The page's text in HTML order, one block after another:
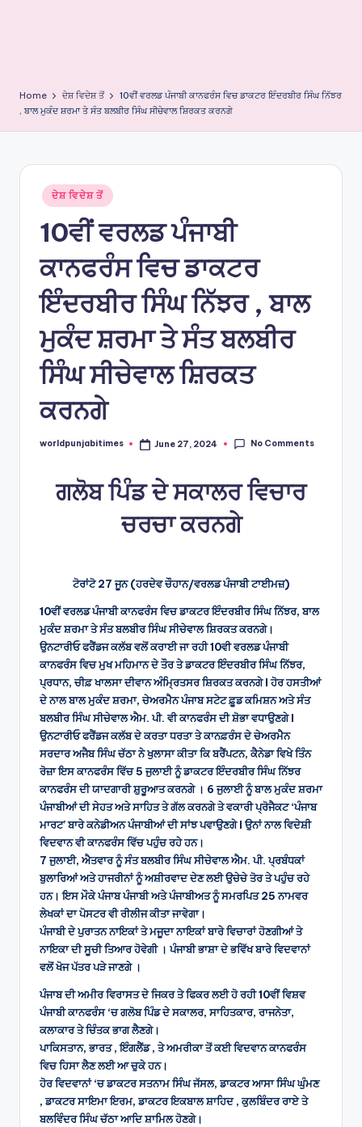
Home ਦੇਸ਼ ਵਿਦੇਸ਼ ਤੋਂ
10ਵੀਂ ਵਰਲਡ ਪੰਜਾਬੀ ਕਾਨਫਰੰਸ ਵਿਚ ਡਾਕਟਰ ਇੰਦਰਬੀਰ ਸਿੰਘ ਨਿੱਝਰ
, ਬਾਲ ਮੁਕੰਦ ਸ਼ਰਮਾ ਤੇ ਸੰਤ ਬਲਬੀਰ ਸਿੰਘ ਸੀਚੇਵਾਲ ਸ਼ਿਰਕਤ ਕਰਨਗੇ
Posted
in
ਦੇਸ਼ ਵਿਦੇਸ਼ ਤੋਂ
10ਵੀਂ ਵਰਲਡ ਪੰਜਾਬੀ
ਕਾਨਫਰੰਸ ਵਿਚ ਡਾਕਟਰ
ਇੰਦਰਬੀਰ ਸਿੰਘ ਨਿੱਝਰ , ਬਾਲ
ਮੁਕੰਦ ਸ਼ਰਮਾ ਤੇ ਸੰਤ ਬਲਬੀਰ
ਸਿੰਘ ਸੀਚੇਵਾਲ ਸ਼ਿਰਕਤ
ਕਰਨਗੇ
Posted
worldpunjabitimes June 27, 2024 No Comments
ਗਲੋਬ ਪਿੰਡ ਦੇ ਸਕਾਲਰ ਵਿਚਾਰ
ਚਰਚਾ ਕਰਨਗੇ
ਟੋਰਾਂਟੋ 27 ਜੂਨ (ਹਰਦੇਵ ਚੌਹਾਨ/ਵਰਲਡ ਪੰਜਾਬੀ ਟਾਈਮਜ਼)
10ਵੀਂ ਵਰਲਡ ਪੰਜਾਬੀ ਕਾਨਫਰੰਸ ਵਿਚ ਡਾਕਟਰ ਇੰਦਰਬੀਰ ਸਿੰਘ ਨਿੱਝਰ, ਬਾਲ
ਮੁਕੰਦ ਸ਼ਰਮਾ ਤੇ ਸੰਤ ਬਲਬੀਰ ਸਿੰਘ ਸੀਚੇਵਾਲ ਸ਼ਿਰਕਤ ਕਰਨਗੇ।
ਉਨਟਾਰੀਓ ਫਰੈਂਡਜ ਕਲੱਬ ਵਲੋਂ ਕਰਾਈ ਜਾ ਰਹੀ 10ਵੀ ਵਰਲਡ ਪੰਜਾਬੀ
ਕਾਨਫਰੰਸ ਵਿਚ ਮੁਖ ਮਹਿਮਾਨ ਦੇ ਤੌਰ ਤੇ ਡਾਕਟਰ ਇੰਦਰਬੀਰ ਸਿੰਘ ਨਿੱਝਰ,
ਪ੍ਰਧਾਨ, ਚੀਫ਼ ਖਾਲਸਾ ਦੀਵਾਨ ਅੰਮ੍ਰਿਤਸਰ ਸ਼ਿਰਕਤ ਕਰਨਗੇ I ਹੋਰ ਹਸਤੀਆਂ
ਦੇ ਨਾਲ ਬਾਲ ਮੁਕੰਦ ਸ਼ਰਮਾ, ਚੇਅਰਮੈਨ ਪੰਜਾਬ ਸਟੇਟ ਫ਼ੂਡ ਕਮਿਸ਼ਨ ਅਤੇ ਸੰਤ
ਬਲਬੀਰ ਸਿੰਘ ਸੀਚੇਵਾਲ ਐਮ. ਪੀ. ਵੀ ਕਾਨਫਰੰਸ ਦੀ ਸ਼ੋਭਾ ਵਧਾਉਣਗੇ I
ਉਨਟਾਰੀਓ ਫਰੈਂਡਜ ਕਲੱਬ ਦੇ ਕਰਤਾ ਧਰਤਾ ਤੇ ਕਾਨਫ਼ਰੰਸ ਦੇ ਚੇਅਰਮੈਨ
ਸਰਦਾਰ ਅਜੈਬ ਸਿੰਘ ਚੱਠਾ ਨੇ ਖੁਲਾਸਾ ਕੀਤਾ ਕਿ ਬਰੈਂਪਟਨ, ਕੈਨੇਡਾ ਵਿਖੇ ਤਿੰਨ
ਰੋਜ਼ਾ ਇਸ ਕਾਨਫਰੰਸ ਵਿੱਚ 5 ਜੁਲਾਈ ਨੂੰ ਡਾਕਟਰ ਇੰਦਰਬੀਰ ਸਿੰਘ ਨਿੱਝਰ
ਕਾਨਫਰੰਸ ਦੀ ਯਾਦਗਾਰੀ ਸ਼ੁਰੂਆਤ ਕਰਨਗੇ । 6 ਜੁਲਾਈ ਨੂੰ ਬਾਲ ਮੁਕੰਦ ਸ਼ਰਮਾ
ਪੰਜਾਬੀਆਂ ਦੀ ਸੇਹਤ ਅਤੇ ਸਾਹਿਤ ਤੇ ਗੱਲ ਕਰਨਗੇ ਤੇ ਵਕਾਰੀ ਪ੍ਰੋਜੈਕਟ ‘ਪੰਜਾਬ
ਮਾਰਟ’ ਬਾਰੇ ਕਨੇਡੀਅਨ ਪੰਜਾਬੀਆਂ ਦੀ ਸਾਂਝ ਪਵਾਉਣਗੇ I ਉਨਾਂ ਨਾਲ ਵਿਦੇਸ਼ੀ
ਵਿਦਵਾਨ ਵੀ ਕਾਨਫਰੰਸ ਵਿੱਚ ਪਹੁੰਚ ਰਹੇ ਹਨ।
7 ਜੁਲਾਈ, ਐਤਵਾਰ ਨੂੰ ਸੰਤ ਬਲਬੀਰ ਸਿੰਘ ਸੀਚੇਵਾਲ ਐਮ. ਪੀ. ਪ੍ਰਬੰਧਕਾਂ
ਬੁਲਾਰਿਆਂ ਅਤੇ ਹਾਜਰੀਨਾਂ ਨੂੰ ਅਸ਼ੀਰਵਾਦ ਦੇਣ ਲਈ ਉਚੇਚੇ ਤੋਰ ਤੇ ਪਹੁੰਚ ਰਹੇ
ਹਨ। ਇਸ ਮੌਕੇ ਪੰਜਾਬ ਪੰਜਾਬੀ ਅਤੇ ਪੰਜਾਬੀਅਤ ਨੂੰ ਸਮਰਪਿਤ 25 ਨਾਮਵਰ
ਲੇਖਕਾਂ ਦਾ ਪੋਸਟਰ ਵੀ ਰੀਲੀਜ ਕੀਤਾ ਜਾਵੇਗਾ।
ਪੰਜਾਬੀ ਦੇ ਪੁਰਾਤਨ ਨਾਇਕਾਂ ਤੇ ਮਜੂਦਾ ਨਾਇਕਾਂ ਬਾਰੇ ਵਿਚਾਰਾਂ ਹੋਣਗੀਆਂ ਤੇ
ਨਾਇਕਾ ਦੀ ਸੂਚੀ ਤਿਆਰ ਹੋਵੇਗੀ । ਪੰਜਾਬੀ ਭਾਸ਼ਾ ਦੇ ਭਵਿੱਖ ਬਾਰੇ ਵਿਦਵਾਨਾਂ
ਵਲੋਂ ਖੋਜ ਪੱਤਰ ਪੜੇ ਜਾਣਗੇ ।
ਪੰਜਾਬ ਦੀ ਅਮੀਰ ਵਿਰਾਸਤ ਦੇ ਜਿਕਰ ਤੇ ਫਿਕਰ ਲਈ ਹੋ ਰਹੀ 10ਵੀਂ ਵਿਸ਼ਵ
ਪੰਜਾਬੀ ਕਾਨਫਰੰਸ ‘ਚ ਗਲੋਬ ਪਿੰਡ ਦੇ ਸਕਾਲਰ, ਸਾਹਿਤਕਾਰ, ਰਾਜਨੇਤਾ,
ਕਲਾਕਾਰ ਤੇ ਚਿੰਤਕ ਭਾਗ ਲੈਣਗੇ।
ਪਾਕਿਸਤਾਨ, ਭਾਰਤ , ਇੰਗਲੈਂਡ , ਤੇ ਅਮਰੀਕਾ ਤੋਂ ਕਈ ਵਿਦਵਾਨ ਕਾਨਫਰੰਸ
ਵਿਚ ਹਿਸਾ ਲੈਣ ਲਈ ਆ ਚੁਕੇ ਹਨ।
ਹੋਰ ਵਿਦਵਾਨਾਂ ‘ਚ ਡਾਕਟਰ ਸਤਨਾਮ ਸਿੰਘ ਜੱਸਲ, ਡਾਕਟਰ ਆਸਾ ਸਿੰਘ ਘੁੰਮਣ
, ਡਾਕਟਰ ਸਾਇਮਾ ਇਰਮ, ਡਾਕਟਰ ਇਕਬਾਲ ਸ਼ਾਹਿਦ , ਕੁਲਬਿੰਦਰ ਰਾਏ ਤੇ
ਬਲਵਿੰਦਰ ਸਿੰਘ ਚੱਠਾ ਆਦਿ ਸ਼ਾਮਿਲ ਹੋਣਗੇ।